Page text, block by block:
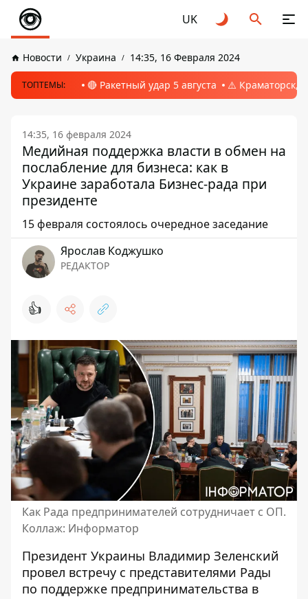
UK
Новости Украина 14:35, 16 Февраля 2024
ТОПТЕМЫ: 🔴 Ракетный удар 5 августа ⚠️ Краматорск,
14:35, 16 февраля 2024
Медийная поддержка власти в обмен на
послабление для бизнеса: как в
Украине заработала Бизнес-рада при
президенте
15 февраля состоялось очередное заседание
Ярослав Коджушко
РЕДАКТОР
👍
Как Рада предпринимателей сотрудничает с ОП.
Коллаж: Информатор
Президент Украины Владимир Зеленский
провел встречу с представителями Рады
по поддержке предпринимательства в